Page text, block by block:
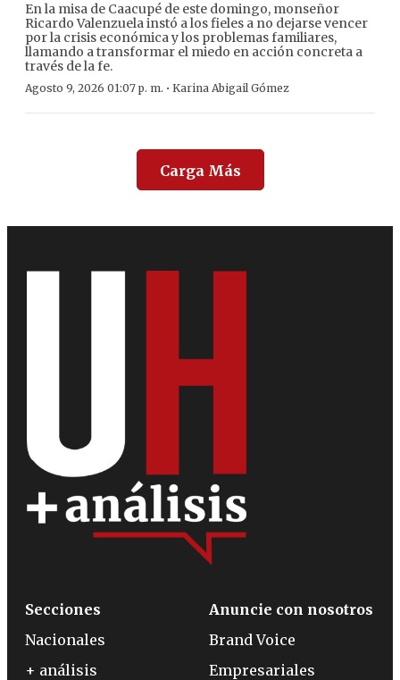
En la misa de Caacupé de este domingo, monseñor
Ricardo Valenzuela instó a los fieles a no dejarse vencer
por la crisis económica y los problemas familiares,
llamando a transformar el miedo en acción concreta a
través de la fe.
Agosto 9, 2026 01:07 p. m. · Karina Abigail Gómez
Carga Más
Secciones
Nacionales
+ análisis
Anuncie con nosotros
Brand Voice
Empresariales